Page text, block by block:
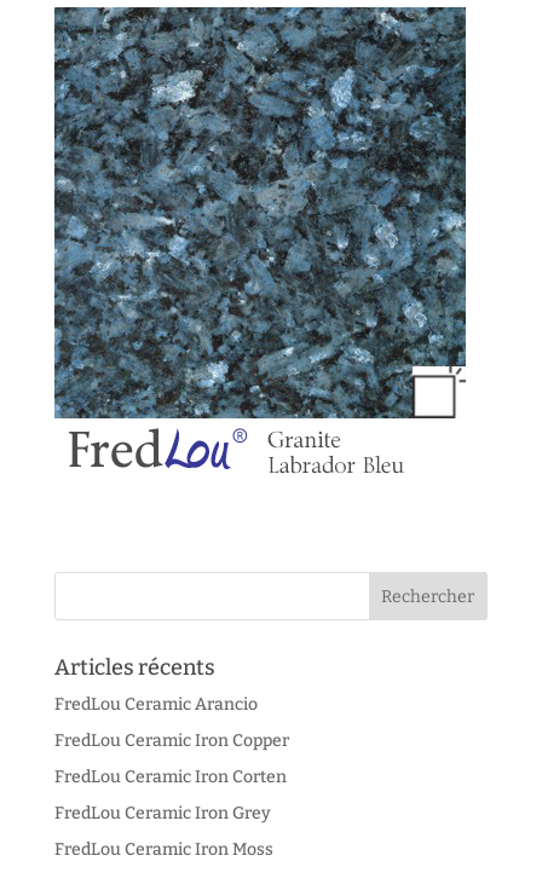
Articles récents
FredLou Ceramic Arancio
FredLou Ceramic Iron Copper
FredLou Ceramic Iron Corten
FredLou Ceramic Iron Grey
FredLou Ceramic Iron Moss